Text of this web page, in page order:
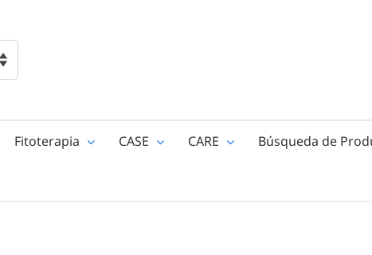
Fitoterapia CASE CARE Búsqueda de